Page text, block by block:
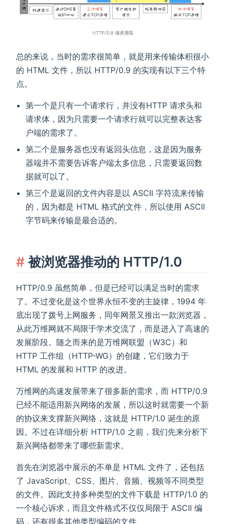
总的来说，当时的需求很简单，就是用来传输体积很小
的 HTML 文件，所以 HTTP/0.9 的实现有以下三个特
点。
第一个是只有一个请求行，并没有HTTP 请求头和
请求体，因为只需要一个请求行就可以完整表达客
户端的需求了。
第二个是服务器也没有返回头信息，这是因为服务
器端并不需要告诉客户端太多信息，只需要返回数
据就可以了。
第三个是返回的文件内容是以 ASCII 字符流来传输
的，因为都是 HTML 格式的文件，所以使用 ASCII
字节码来传输是最合适的。
被浏览器推动的 HTTP/1.0
HTTP/0.9 虽然简单，但是已经可以满足当时的需求
了。不过变化是这个世界永恒不变的主旋律，1994 年
底出现了拨号上网服务，同年网景又推出一款浏览器，
从此万维网就不局限于学术交流了，而是进入了高速的
发展阶段。随之而来的是万维网联盟（W3C）和
HTTP 工作组（HTTP-WG）的创建，它们致力于
HTML 的发展和 HTTP 的改进。
万维网的高速发展带来了很多新的需求，而 HTTP/0.9
已经不能适用新兴网络的发展，所以这时就需要一个新
的协议来支撑新兴网络，这就是 HTTP/1.0 诞生的原
因。不过在详细分析 HTTP/1.0 之前，我们先来分析下
新兴网络都带来了哪些新需求。
首先在浏览器中展示的不单是 HTML 文件了，还包括
了 JavaScript、CSS、图片、音频、视频等不同类型
的文件。因此支持多种类型的文件下载是 HTTP/1.0 的
一个核心诉求，而且文件格式不仅仅局限于 ASCII 编
码，还有很多其他类型编码的文件